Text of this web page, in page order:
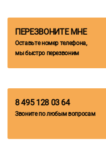
ПЕРЕЗВОНИТЕ МНЕ
Оставьте номер телефона,
мы быстро перезвоним
8 495 128 03 64
Звоните по любым вопросам